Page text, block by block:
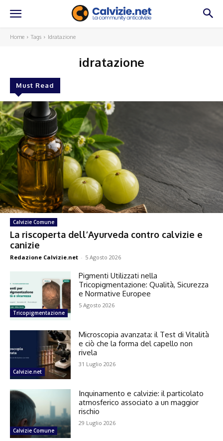
Home Tags Idratazione
idratazione
Must Read
Calvizie Comune
La riscoperta dell’Ayurveda contro calvizie e
canizie
Redazione Calvizie.net - 5 Agosto 2026
Tricopigmentazione
Pigmenti Utilizzati nella
Tricopigmentazione: Qualità, Sicurezza
e Normative Europee
5 Agosto 2026
Calvizie.net
Microscopia avanzata: il Test di Vitalità
e ciò che la forma del capello non
rivela
31 Luglio 2026
Calvizie Comune
Inquinamento e calvizie: il particolato
atmosferico associato a un maggior
rischio
29 Luglio 2026